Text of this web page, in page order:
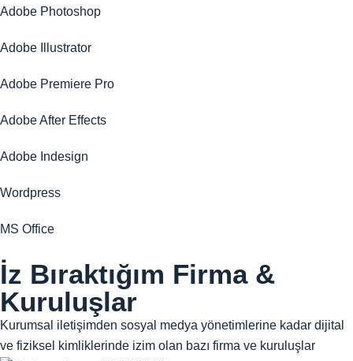
Adobe Photoshop
Adobe Illustrator
Adobe Premiere Pro
Adobe After Effects
Adobe Indesign
Wordpress
MS Office
İz Bıraktığım Firma &
Kuruluşlar
Kurumsal iletişimden sosyal medya yönetimlerine kadar dijital
ve fiziksel kimliklerinde izim olan bazı firma ve kuruluşlar